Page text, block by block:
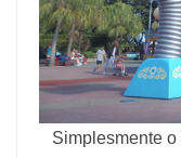
Simplesmente